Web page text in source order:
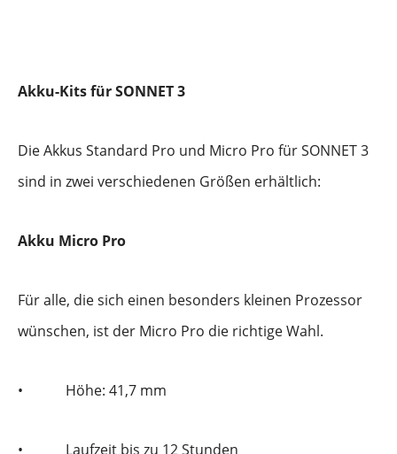
Akku-Kits für SONNET 3
Die Akkus Standard Pro und Micro Pro für SONNET 3
sind in zwei verschiedenen Größen erhältlich:
Akku Micro Pro
Für alle, die sich einen besonders kleinen Prozessor
wünschen, ist der Micro Pro die richtige Wahl.
• Höhe: 41,7 mm
• Laufzeit bis zu 12 Stunden